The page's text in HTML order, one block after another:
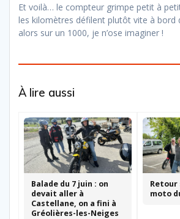
Et voilà… le compteur grimpe petit à
les kilomètres défilent plutôt vite à bord
alors sur un 1000, je n’ose imaginer !
À lire aussi
Balade du 7 juin : on
devait aller à
Castellane, on a fini à
Gréolières-les-Neiges
Retour
moto